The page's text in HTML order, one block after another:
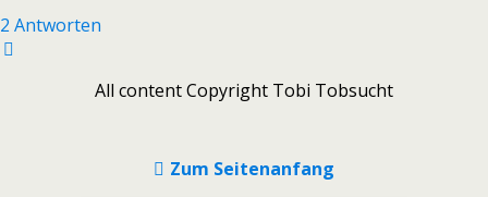
2 Antworten
All content Copyright Tobi Tobsucht
Zum Seitenanfang